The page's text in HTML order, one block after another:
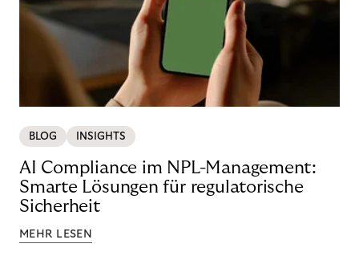
BLOG INSIGHTS
AI Compliance im NPL-Management:
Smarte Lösungen für regulatorische
Sicherheit
MEHR LESEN